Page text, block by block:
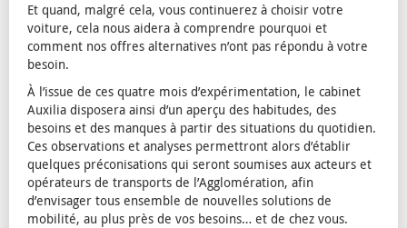
Et quand, malgré cela, vous continuerez à choisir votre
voiture, cela nous aidera à comprendre pourquoi et
comment nos offres alternatives n’ont pas répondu à votre
besoin.
À l’issue de ces quatre mois d’expérimentation, le cabinet
Auxilia disposera ainsi d’un aperçu des habitudes, des
besoins et des manques à partir des situations du quotidien.
Ces observations et analyses permettront alors d’établir
quelques préconisations qui seront soumises aux acteurs et
opérateurs de transports de l’Agglomération, afin
d’envisager tous ensemble de nouvelles solutions de
mobilité, au plus près de vos besoins… et de chez vous.